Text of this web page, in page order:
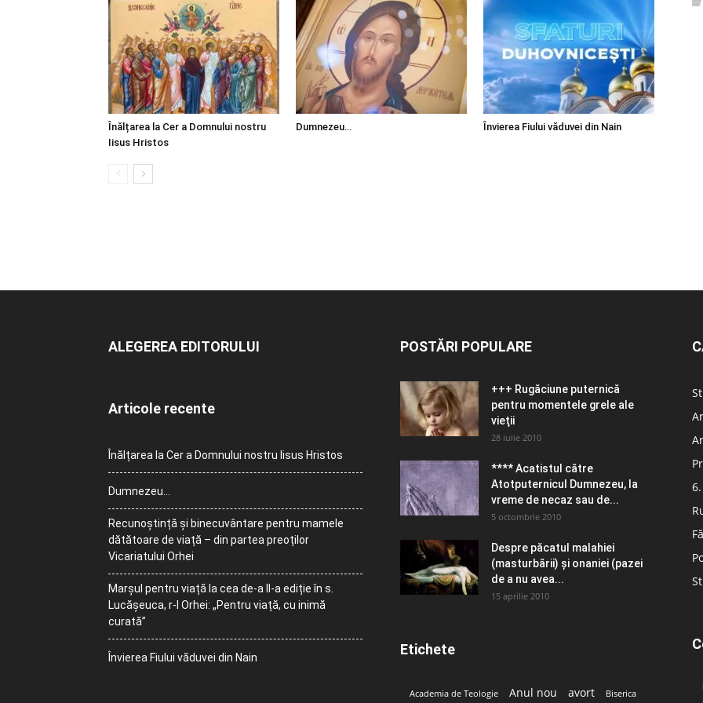
Înălțarea la Cer a Domnului nostru
Iisus Hristos
Dumnezeu… Învierea Fiului văduvei din Nain
ALEGEREA EDITORULUI
Articole recente
Înălțarea la Cer a Domnului nostru Iisus Hristos
Dumnezeu…
Recunoștință și binecuvântare pentru mamele
dătătoare de viață – din partea preoților
Vicariatului Orhei
Marșul pentru viață la cea de-a II-a ediție în s.
Lucășeuca, r-l Orhei: „Pentru viață, cu inimă
curată”
Învierea Fiului văduvei din Nain
POSTĂRI POPULARE
+++ Rugăciune puternică
pentru momentele grele ale
vieţii
28 iulie 2010
**** Acatistul către
Atotputernicul Dumnezeu, la
vreme de necaz sau de...
5 octombrie 2010
Despre păcatul malahiei
(masturbării) şi onaniei (pazei
de a nu avea...
15 aprilie 2010
Etichete
Academia de Teologie Anul nou avort Biserica